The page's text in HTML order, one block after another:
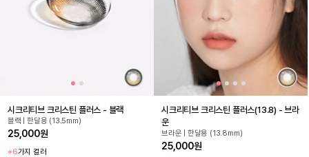
시크리티브 크리스틴 플러스 - 블랙
블랙 | 한달용 (13.5mm)
25,000원
+6가지 컬러
시크리티브 크리스틴 플러스(13.8) - 브라
운
브라운 | 한달용 (13.8mm)
25,000원